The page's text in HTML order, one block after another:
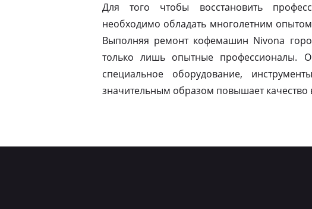
Для того чтобы восстановить
необходимо обладать многолетним
Выполняя ремонт кофемашин Nivona
только лишь опытные профессионалы.
специальное оборудование,
значительным образом повышает